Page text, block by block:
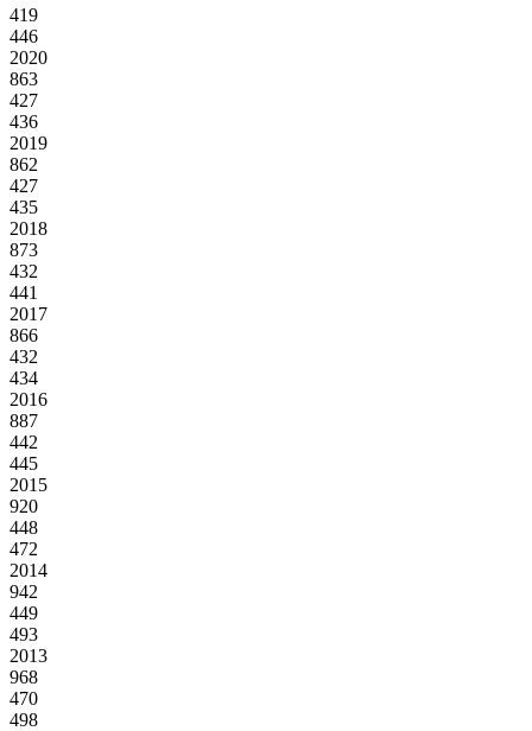
419
446
2020
863
427
436
2019
862
427
435
2018
873
432
441
2017
866
432
434
2016
887
442
445
2015
920
448
472
2014
942
449
493
2013
968
470
498